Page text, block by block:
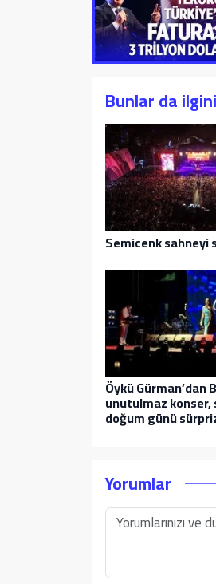
Bunlar da
Semicenk sahneyi
Öykü Gürman’dan
unutulmaz konser,
doğum günü
Yorumlar